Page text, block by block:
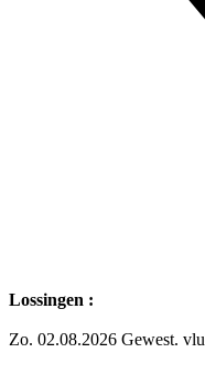
Lossingen :
Zo. 02.08.2026 Gewest.